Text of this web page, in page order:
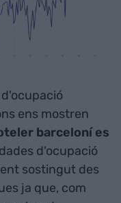
ens mostren
barceloní es
d'ocupació
sostingut des
ja que, com